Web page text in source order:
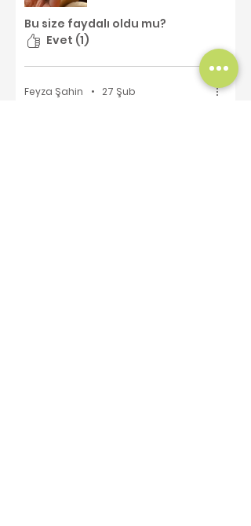
Bu size faydalı oldu mu?
Evet (1)
Feyza Şahin •
27 Şub